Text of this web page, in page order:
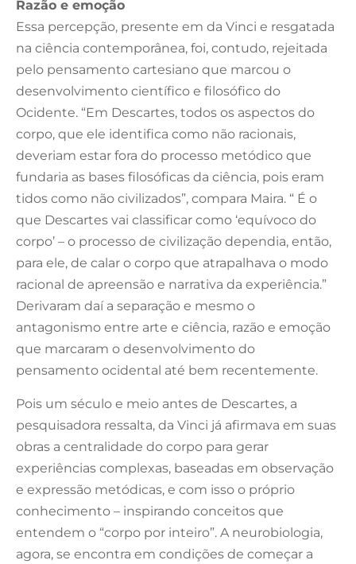
Razão e emoção
Essa percepção, presente em da Vinci e resgatada
na ciência contemporânea, foi, contudo, rejeitada
pelo pensamento cartesiano que marcou o
desenvolvimento científico e filosófico do
Ocidente. “Em Descartes, todos os aspectos do
corpo, que ele identifica como não racionais,
deveriam estar fora do processo metódico que
fundaria as bases filosóficas da ciência, pois eram
tidos como não civilizados”, compara Maira. “ É o
que Descartes vai classificar como ‘equívoco do
corpo’ – o processo de civilização dependia, então,
para ele, de calar o corpo que atrapalhava o modo
racional de apreensão e narrativa da experiência.”
Derivaram daí a separação e mesmo o
antagonismo entre arte e ciência, razão e emoção
que marcaram o desenvolvimento do
pensamento ocidental até bem recentemente.
Pois um século e meio antes de Descartes, a
pesquisadora ressalta, da Vinci já afirmava em suas
obras a centralidade do corpo para gerar
experiências complexas, baseadas em observação
e expressão metódicas, e com isso o próprio
conhecimento – inspirando conceitos que
entendem o “corpo por inteiro”. A neurobiologia,
agora, se encontra em condições de começar a